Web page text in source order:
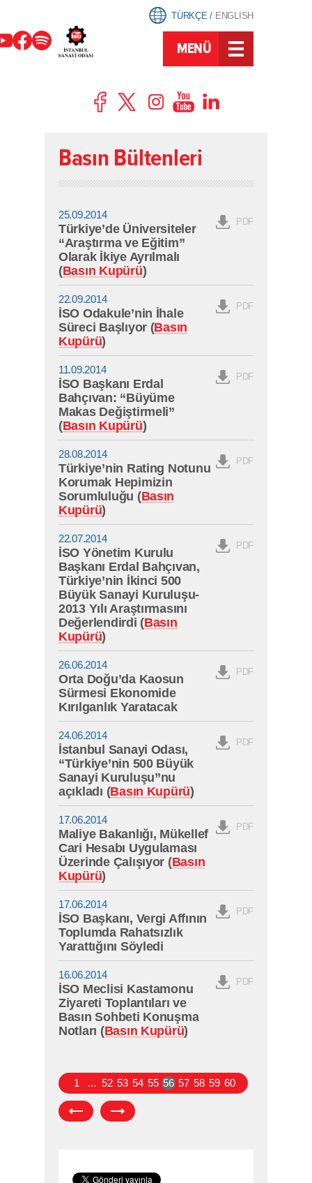
TÜRKÇE/ ENGLISH
MENÜ
Basın Bültenleri
25.09.2014
Türkiye’de Üniversiteler
“Araştırma ve Eğitim”
Olarak İkiye Ayrılmalı
(Basın Kupürü)
PDF
22.09.2014
İSO Odakule’nin İhale
Süreci Başlıyor (Basın
Kupürü)
PDF
11.09.2014
İSO Başkanı Erdal
Bahçıvan: “Büyüme
Makas Değiştirmeli”
(Basın Kupürü)
PDF
28.08.2014
Türkiye’nin Rating Notunu
Korumak Hepimizin
Sorumluluğu (Basın
Kupürü)
PDF
22.07.2014
İSO Yönetim Kurulu
Başkanı Erdal Bahçıvan,
Türkiye’nin İkinci 500
Büyük Sanayi Kuruluşu-
2013 Yılı Araştırmasını
Değerlendirdi (Basın
Kupürü)
PDF
26.06.2014
Orta Doğu’da Kaosun
Sürmesi Ekonomide
Kırılganlık Yaratacak
PDF
24.06.2014
İstanbul Sanayi Odası,
“Türkiye’nin 500 Büyük
Sanayi Kuruluşu”nu
açıkladı (Basın Kupürü)
PDF
17.06.2014
Maliye Bakanlığı, Mükellef
Cari Hesabı Uygulaması
Üzerinde Çalışıyor (Basın
Kupürü)
PDF
17.06.2014
İSO Başkanı, Vergi Affının
Toplumda Rahatsızlık
Yarattığını Söyledi
PDF
16.06.2014
İSO Meclisi Kastamonu
Ziyareti Toplantıları ve
Basın Sohbeti Konuşma
Notları (Basın Kupürü)
PDF
1 ... 52 53 54 55 56 57 58 59 60